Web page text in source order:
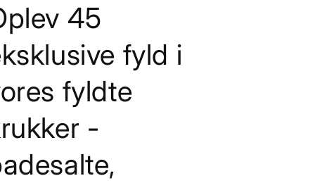
45
fyld i
fyldte
-